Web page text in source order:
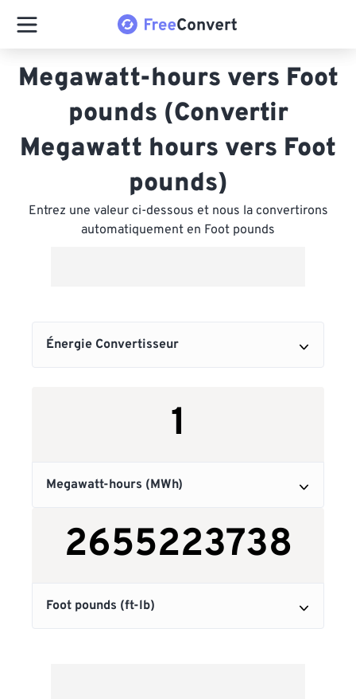
Megawatt-hours vers Foot
pounds (Convertir
Megawatt hours vers Foot
pounds)
Entrez une valeur ci-dessous et nous la convertirons
automatiquement en Foot pounds